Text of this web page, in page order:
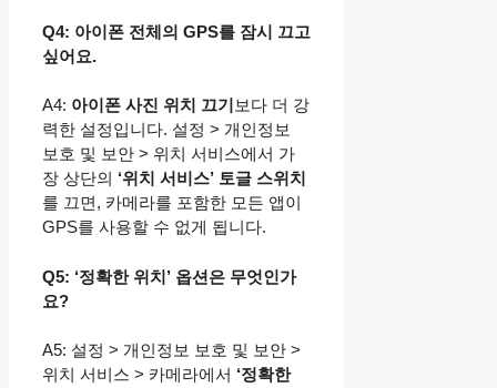
Q4: 아이폰 전체의 GPS를 잠시 끄고
싶어요.
A4: 아이폰 사진 위치 끄기 보다 더 강
력한 설정입니다. 설정 > 개인정보
보호 및 보안 > 위치 서비스에서 가
장 상단의 ‘위치 서비스’ 토글 스위치
를 끄면, 카메라를 포함한 모든 앱이
GPS를 사용할 수 없게 됩니다.
Q5: ‘정확한 위치’ 옵션은 무엇인가
요?
A5: 설정 > 개인정보 보호 및 보안 >
위치 서비스 > 카메라에서 ‘정확한